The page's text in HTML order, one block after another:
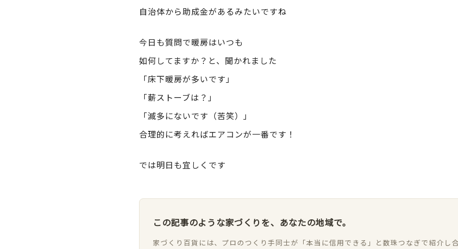
自治体から助成金があるみたいですね
今日も質問で暖房はいつも
如何してますか？と、聞かれました
「床下暖房が多いです」
「薪ストーブは？」
「滅多にないです（苦笑）」
合理的に考えればエアコンが一番です！
では明日も宜しくです
この記事のような家づくりを、あなたの地域で。
家づくり百貨には、プロのつくり手同士が「本当に信用できる」と数珠つなぎで紹介し